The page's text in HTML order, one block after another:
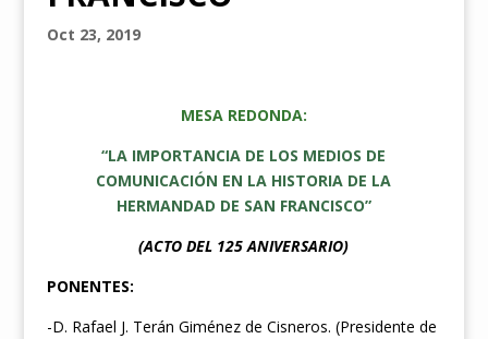
Oct 23, 2019
MESA REDONDA:
“LA IMPORTANCIA DE LOS MEDIOS DE
COMUNICACIÓN EN LA HISTORIA DE LA
HERMANDAD DE SAN FRANCISCO”
(ACTO DEL 125 ANIVERSARIO)
PONENTES:
-D. Rafael J. Terán Giménez de Cisneros. (Presidente de